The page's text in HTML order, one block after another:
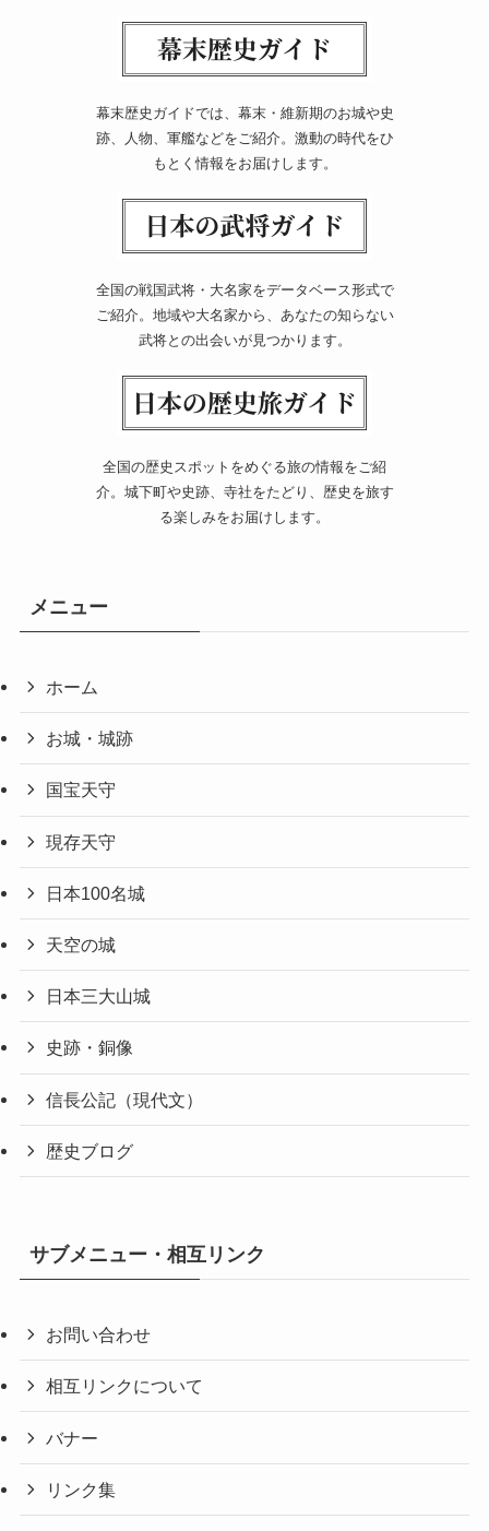
幕末歴史ガイドでは、幕末・維新期のお城や史
跡、人物、軍艦などをご紹介。激動の時代をひ
もとく情報をお届けします。
全国の戦国武将・大名家をデータベース形式で
ご紹介。地域や大名家から、あなたの知らない
武将との出会いが見つかります。
全国の歴史スポットをめぐる旅の情報をご紹
介。城下町や史跡、寺社をたどり、歴史を旅す
る楽しみをお届けします。
メニュー
ホーム
お城・城跡
国宝天守
現存天守
日本100名城
天空の城
日本三大山城
史跡・銅像
信長公記（現代文）
歴史ブログ
サブメニュー・相互リンク
お問い合わせ
相互リンクについて
バナー
リンク集